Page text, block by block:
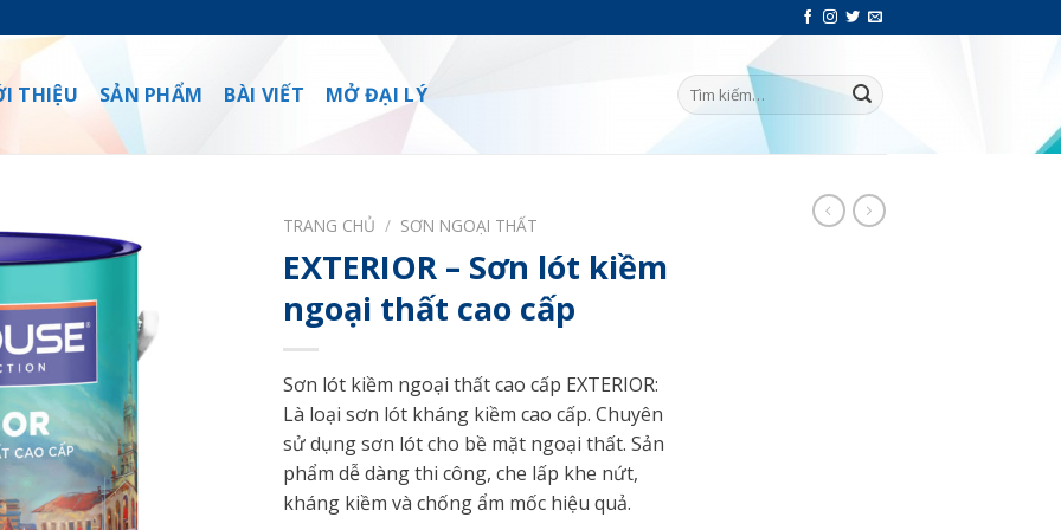
THIỆU SẢN PHẨM BÀI VIẾT MỞ ĐẠI LÝ
TRANG CHỦ / SƠN NGOẠI THẤT
EXTERIOR – Sơn lót kiềm
ngoại thất cao cấp
Sơn lót kiềm ngoại thất cao cấp EXTERIOR:
Là loại sơn lót kháng kiềm cao cấp. Chuyên
sử dụng sơn lót cho bề mặt ngoại thất. Sản
phẩm dễ dàng thi công, che lấp khe nứt,
kháng kiềm và chống ẩm mốc hiệu quả.